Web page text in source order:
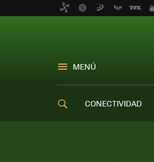
MENÚ
CONECTIVIDAD